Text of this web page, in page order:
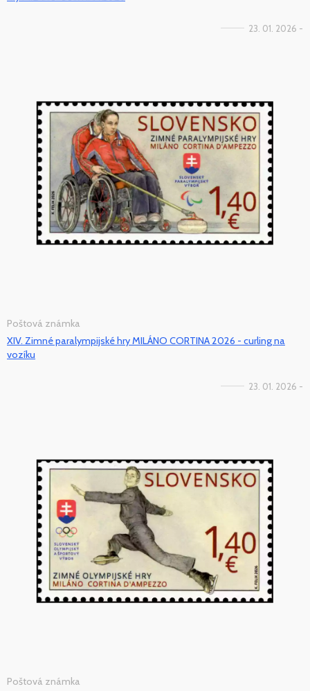
23. 01. 2026 -
Poštová známka
XIV. Zimné paralympijské hry MILÁNO CORTINA 2026 - curling na
vozíku
23. 01. 2026 -
Poštová známka